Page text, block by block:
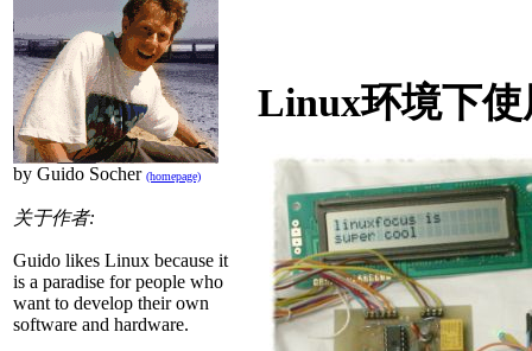
by Guido Socher (homepage)
关于作者:
Guido likes Linux because it
is a paradise for people who
want to develop their own
software and hardware.
Linux环境下